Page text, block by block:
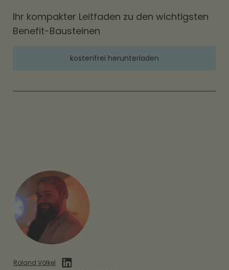
Ihr kompakter Leitfaden zu den wichtigsten
Benefit-Bausteinen
kostenfrei herunterladen
Roland Völkel